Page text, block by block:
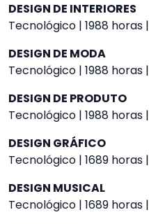
DESIGN DE INTERIORES
Tecnológico | 1988 horas |
DESIGN DE MODA
Tecnológico | 1988 horas |
DESIGN DE PRODUTO
Tecnológico | 1988 horas |
DESIGN GRÁFICO
Tecnológico | 1689 horas |
DESIGN MUSICAL
Tecnológico | 1689 horas |